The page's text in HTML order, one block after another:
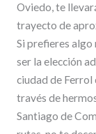
Oviedo, te
trayecto de
Si prefieres algo
ser la elección
ciudad de Ferrol
través de
Santiago de